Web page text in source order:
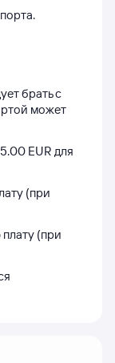
брать с
может
EUR для
(при
(при